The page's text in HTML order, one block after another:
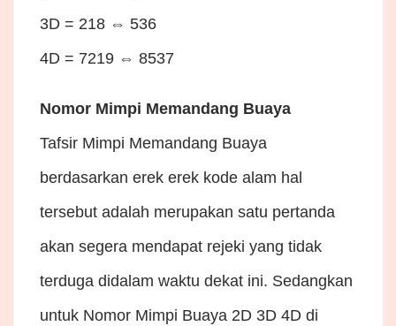
3D = 218 ⇔ 536
4D = 7219 ⇔ 8537
Nomor Mimpi Memandang Buaya
Tafsir Mimpi Memandang Buaya
berdasarkan erek erek kode alam hal
tersebut adalah merupakan satu pertanda
akan segera mendapat rejeki yang tidak
terduga didalam waktu dekat ini. Sedangkan
untuk Nomor Mimpi Buaya 2D 3D 4D di